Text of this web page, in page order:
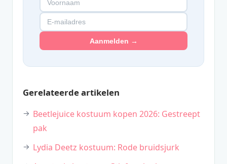
Aanmelden →
Gerelateerde artikelen
Beetlejuice kostuum kopen 2026: Gestreept
pak
Lydia Deetz kostuum: Rode bruidsjurk